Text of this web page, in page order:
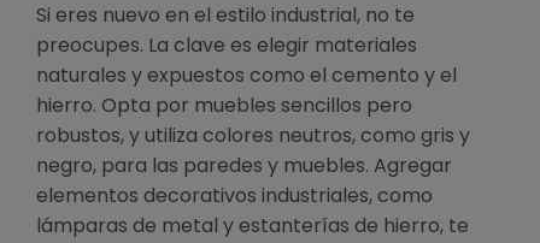
Si eres nuevo en el estilo industrial, no te
preocupes. La clave es elegir materiales
naturales y expuestos como el cemento y el
hierro. Opta por muebles sencillos pero
robustos, y utiliza colores neutros, como gris y
negro, para las paredes y muebles. Agregar
elementos decorativos industriales, como
lámparas de metal y estanterías de hierro, te